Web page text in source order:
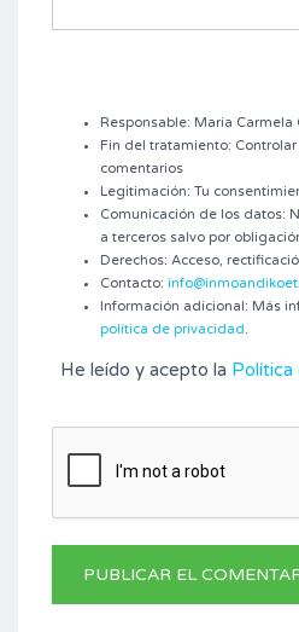
Responsable: Maria Carmela
Fin del tratamiento:
comentarios
Legitimación: Tu
Comunicación de los datos:
a terceros salvo por
Derechos: Acceso,
Contacto:
Información adicional: Más
política de privacidad.
He leído y acepto la Política